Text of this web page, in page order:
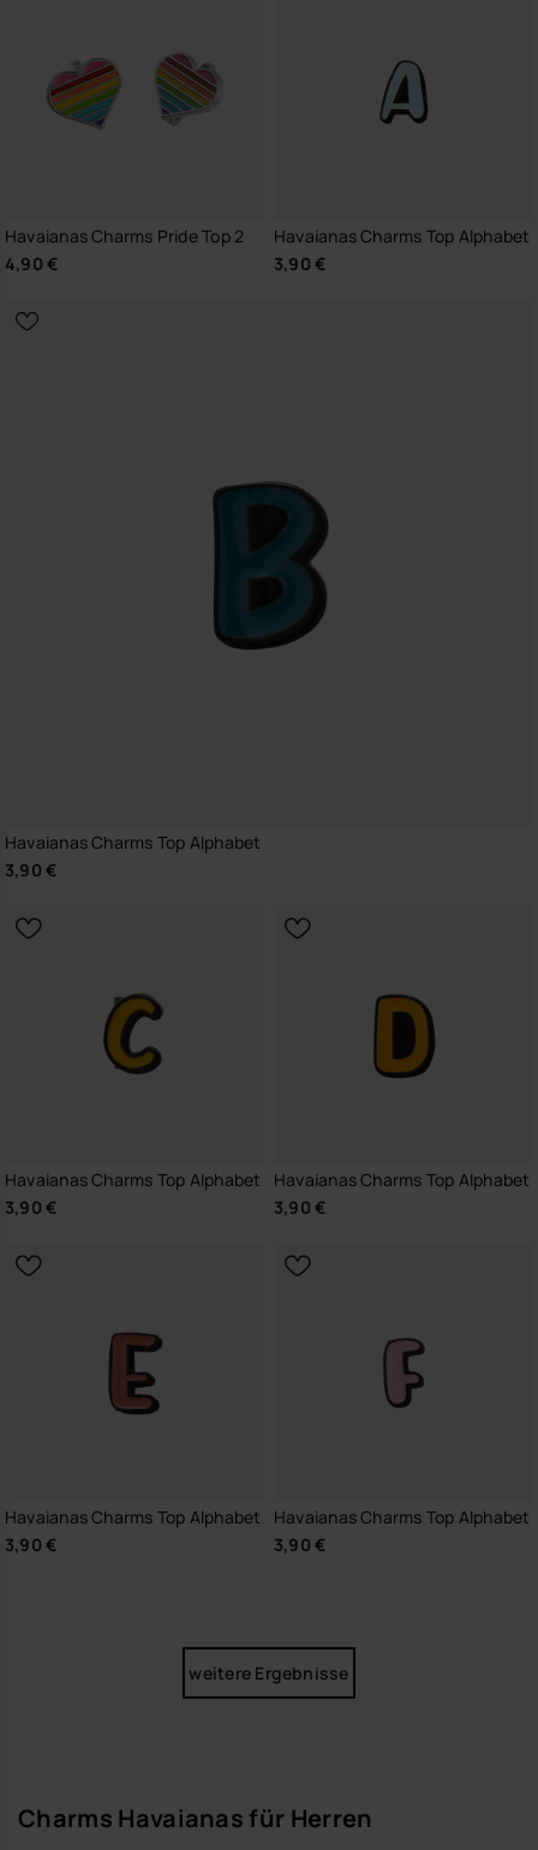
Havaianas Charms Pride Top 2
4,90 €
Havaianas Charms Top Alphabet
3,90 €
Havaianas Charms Top Alphabet
3,90 €
Havaianas Charms Top Alphabet
3,90 €
Havaianas Charms Top Alphabet
3,90 €
Havaianas Charms Top Alphabet
3,90 €
Havaianas Charms Top Alphabet
3,90 €
weitere Ergebnisse
Charms Havaianas für Herren